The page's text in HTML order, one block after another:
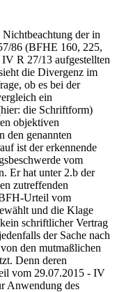
der in
86 (BFHE 160, 225,
R 27/13 aufgestellten
die Divergenz im
ob es bei der
ein
die Schriftform)
objektiven
den genannten
ist der erkennende
vom
Er hat unter 2.b der
zutreffenden
Urteil vom
und die Klage
schriftlicher Vertrag
der Sache nach
den mutmaßlichen
Denn deren
vom 29.07.2015 - IV
Anwendung des